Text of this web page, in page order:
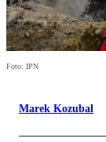
Foto: IPN
Marek Kozubal